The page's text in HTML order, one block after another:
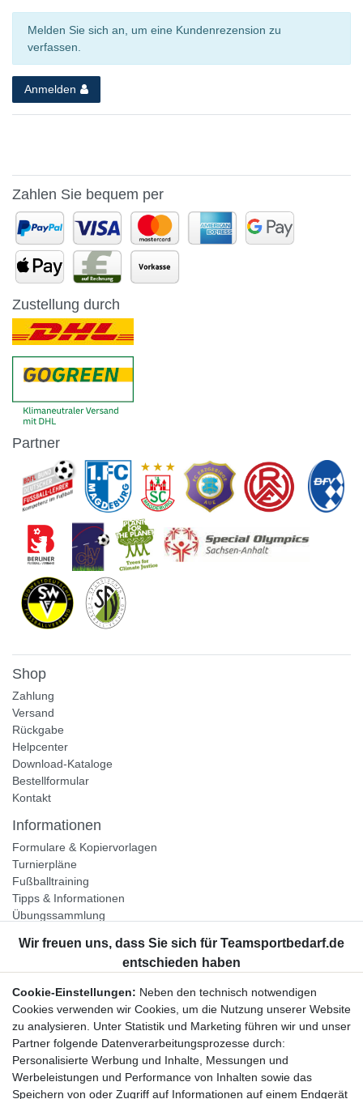
Melden Sie sich an, um eine Kundenrezension zu
verfassen.
Anmelden
Zahlen Sie bequem per
Zustellung durch
Partner
Shop
Zahlung
Versand
Rückgabe
Helpcenter
Download-Kataloge
Bestellformular
Kontakt
Informationen
Formulare & Kopiervorlagen
Turnierpläne
Fußballtraining
Tipps & Informationen
Übungssammlung
Unternehmen
Widerrufsrecht
Bestellung widerrufen
Datenschutzerklärung
AGB
Impressum
Cookie-Einstellungen: Neben den technisch notwendigen
Cookies verwenden wir Cookies, um die Nutzung unserer Website
zu analysieren. Unter Statistik und Marketing führen wir und unser
Partner folgende Datenverarbeitungsprozesse durch:
Personalisierte Werbung und Inhalte, Messungen und
Werbeleistungen und Performance von Inhalten sowie das
Speichern von oder Zugriff auf Informationen auf einem Endgerät